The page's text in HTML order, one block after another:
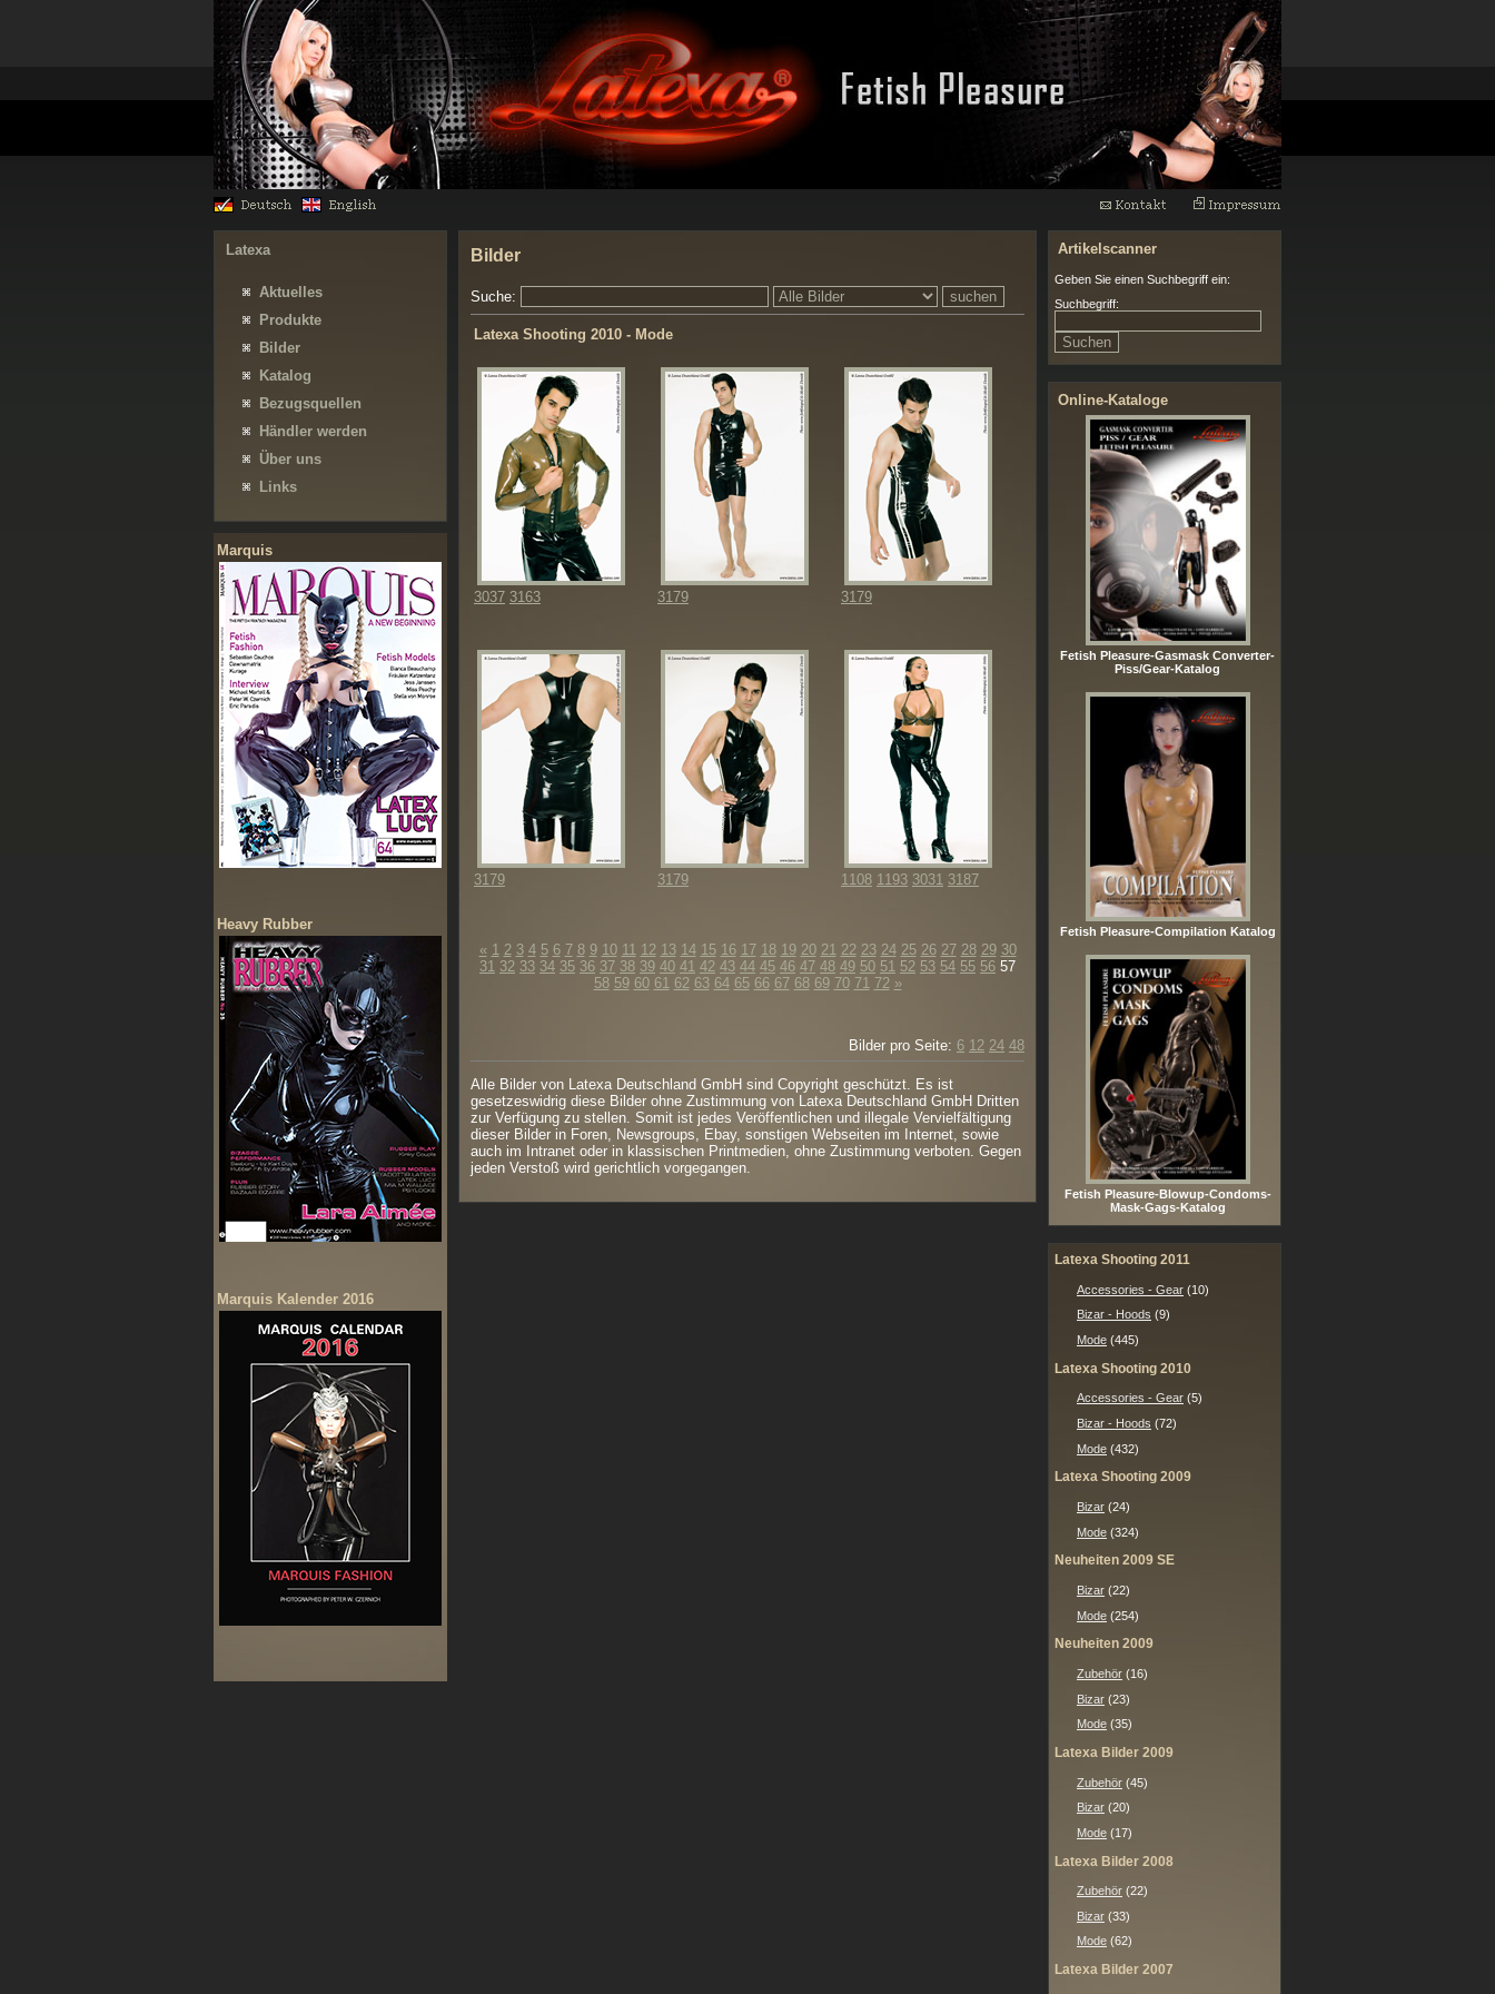
Latexa
Aktuelles
Produkte
Bilder
Katalog
Bezugsquellen
Händler werden
Über uns
Links
Marquis
Heavy Rubber
Marquis Kalender 2016
Bilder
Suche:
Latexa Shooting 2010 - Mode
3037 3163 3179 3179
3179 3179 1108 1193 3031 3187
« 1 2 3 4 5 6 7 8 9 10 11 12 13 14 15 16 17 18 19 20 21 22 23 24 25 26 27 28 29 30
31 32 33 34 35 36 37 38 39 40 41 42 43 44 45 46 47 48 49 50 51 52 53 54 55 56 57
58 59 60 61 62 63 64 65 66 67 68 69 70 71 72 »
Bilder pro Seite: 6 12 24 48
Alle Bilder von Latexa Deutschland GmbH sind Copyright geschützt. Es ist
gesetzeswidrig diese Bilder ohne Zustimmung von Latexa Deutschland GmbH Dritten
zur Verfügung zu stellen. Somit ist jedes Veröffentlichen und illegale Vervielfältigung
dieser Bilder in Foren, Newsgroups, Ebay, sonstigen Webseiten im Internet, sowie
auch im Intranet oder in klassischen Printmedien, ohne Zustimmung verboten. Gegen
jeden Verstoß wird gerichtlich vorgegangen.
Artikelscanner
Geben Sie einen Suchbegriff ein:
Suchbegriff:
Online-Kataloge
Fetish Pleasure-Gasmask Converter-
Piss/Gear-Katalog
Fetish Pleasure-Compilation Katalog
Fetish Pleasure-Blowup-Condoms-
Mask-Gags-Katalog
Latexa Shooting 2011
Accessories - Gear (10)
Bizar - Hoods (9)
Mode (445)
Latexa Shooting 2010
Accessories - Gear (5)
Bizar - Hoods (72)
Mode (432)
Latexa Shooting 2009
Bizar (24)
Mode (324)
Neuheiten 2009 SE
Bizar (22)
Mode (254)
Neuheiten 2009
Zubehör (16)
Bizar (23)
Mode (35)
Latexa Bilder 2009
Zubehör (45)
Bizar (20)
Mode (17)
Latexa Bilder 2008
Zubehör (22)
Bizar (33)
Mode (62)
Latexa Bilder 2007